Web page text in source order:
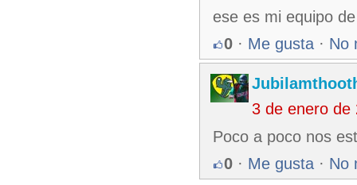
ese es mi equipo
0 · Me gusta · No
3 de enero de
Poco a poco nos
0 · Me gusta · No